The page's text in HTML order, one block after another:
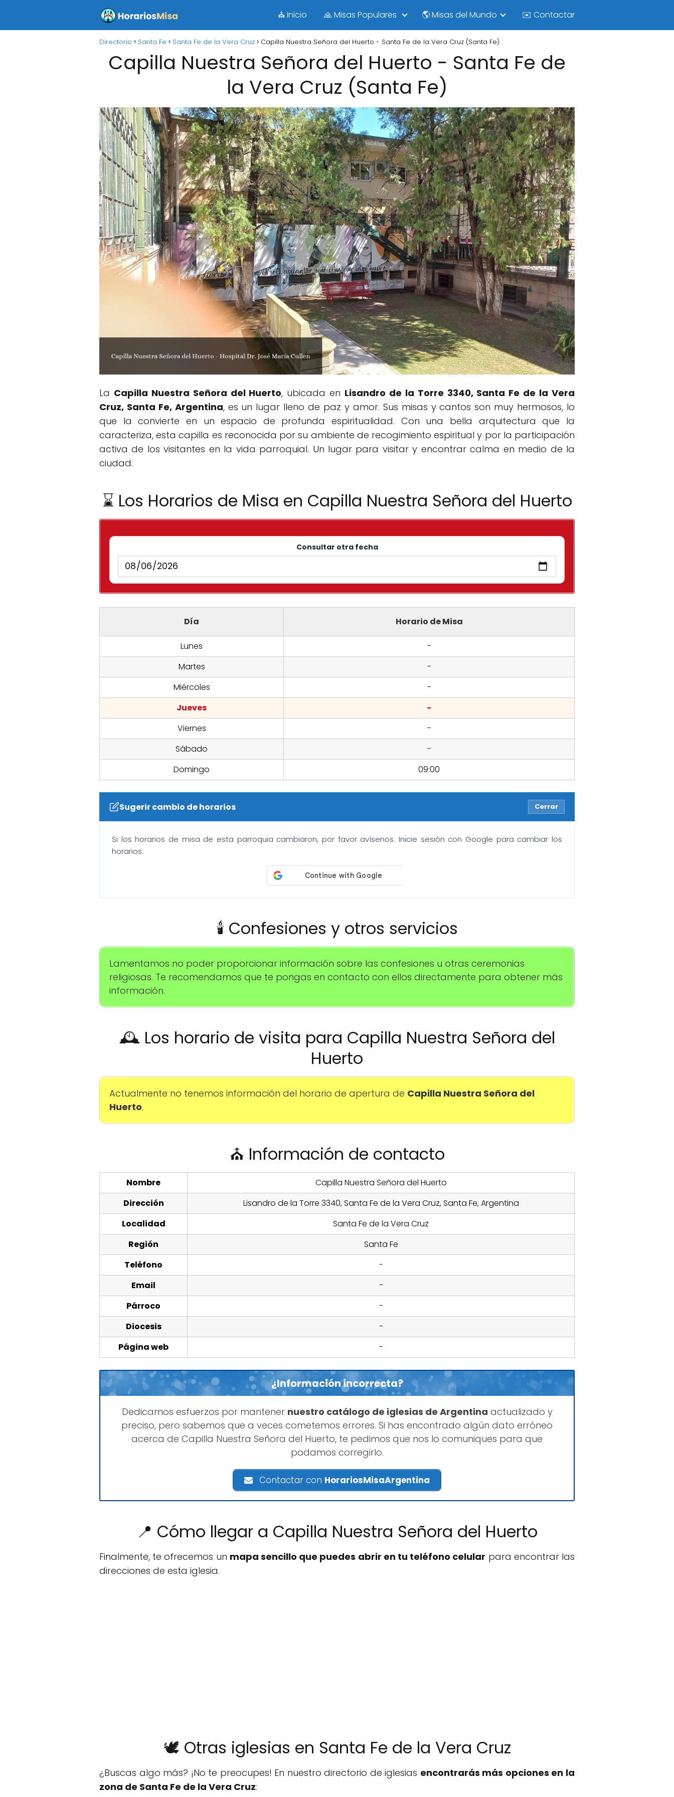
⛪ Inicio 🙏 Misas Populares 🌎 Misas del Mundo ✉️ Contactar
Directorio Santa Fe Santa Fe de la Vera Cruz Capilla Nuestra Señora del Huerto - Santa Fe de la Vera Cruz (Santa Fe)
Capilla Nuestra Señora del Huerto - Santa Fe de
la Vera Cruz (Santa Fe)
La Capilla Nuestra Señora del Huerto, ubicada en Lisandro de la Torre 3340, Santa Fe de la Vera
Cruz, Santa Fe, Argentina, es un lugar lleno de paz y amor. Sus misas y cantos son muy hermosos, lo
que la convierte en un espacio de profunda espiritualidad. Con una bella arquitectura que la
caracteriza, esta capilla es reconocida por su ambiente de recogimiento espiritual y por la participación
activa de los visitantes en la vida parroquial. Un lugar para visitar y encontrar calma en medio de la
ciudad.
⌛ Los Horarios de Misa en Capilla Nuestra Señora del Huerto
Consultar otra fecha
Día Horario de Misa
Lunes
-
Martes
-
Miércoles
-
Jueves
-
Viernes
-
Sábado
-
Domingo
09:00
Sugerir cambio de horarios Cerrar
Si los horarios de misa de esta parroquia cambiaron, por favor avísenos. Inicie sesión con Google para cambiar los
horarios.
🕯️ Confesiones y otros servicios
Lamentamos no poder proporcionar información sobre las confesiones u otras ceremonias
religiosas. Te recomendamos que te pongas en contacto con ellos directamente para obtener más
información.
🕰️ Los horario de visita para Capilla Nuestra Señora del
Huerto
Actualmente no tenemos información del horario de apertura de Capilla Nuestra Señora del
Huerto.
⛪ Información de contacto
Nombre
Capilla Nuestra Señora del Huerto
Dirección
Lisandro de la Torre 3340, Santa Fe de la Vera Cruz, Santa Fe, Argentina
Localidad
Santa Fe de la Vera Cruz
Región
Santa Fe
Teléfono
-
Email
-
Párroco
-
Diocesis
-
Página web
-
¿Información incorrecta?
Dedicamos esfuerzos por mantener nuestro catálogo de iglesias de Argentina actualizado y
preciso, pero sabemos que a veces cometemos errores. Si has encontrado algún dato erróneo
acerca de Capilla Nuestra Señora del Huerto, te pedimos que nos lo comuniques para que
podamos corregirlo.
Contactar con HorariosMisaArgentina
📍 Cómo llegar a Capilla Nuestra Señora del Huerto
Finalmente, te ofrecemos un mapa sencillo que puedes abrir en tu teléfono celular para encontrar las
direcciones de esta iglesia.
🕊️ Otras iglesias en Santa Fe de la Vera Cruz
¿Buscas algo más? ¡No te preocupes! En nuestro directorio de iglesias encontrarás más opciones en la
zona de Santa Fe de la Vera Cruz: